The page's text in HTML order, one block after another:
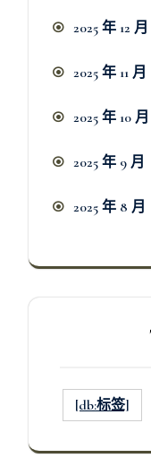
2025 年 12 月
2025 年 11 月
2025 年 10 月
2025 年 9 月
2025 年 8 月
[db:标签]